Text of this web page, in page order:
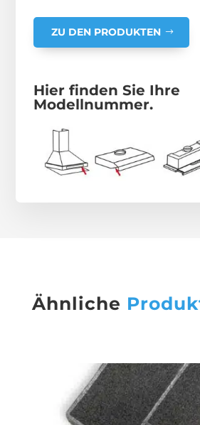
ZU DEN PRODUKTEN
Hier finden Sie Ihre
Modellnummer.
Ähnliche